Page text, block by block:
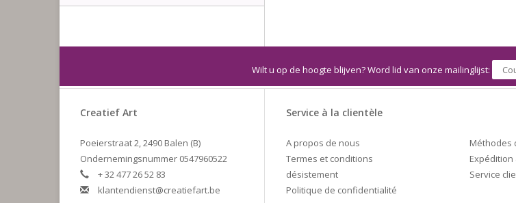
Wilt u op de hoogte blijven? Word lid van onze mailinglijst:
Creatief Art
Poeierstraat 2, 2490 Balen (B)
Ondernemingsnummer 0547960522
+ 32 477 26 52 83
klantendienst@creatiefart.be
Service à la clientèle
A propos de nous
Termes et conditions
désistement
Politique de confidentialité
Méthodes
Service